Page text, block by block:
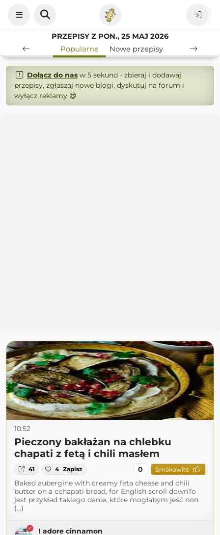
PRZEPISY Z PON., 25 MAJ 2026
Popularne
Nowe przepisy
Dołącz do nasw 5 sekund - zbieraj i dodawaj
przepisy, zgłaszaj nowe blogi, dyskutuj na forum i
wyłącz reklamy 😄
10:52
Pieczony bakłażan na chlebku
chapati z fetą i chili masłem
41 4 Zapisz 0 Smakowite
Baked aubergine with creamy feta cheese and chili
butter on a cchapati bread, for English scroll downTo
jest przykład takiego danie, które mogłabym jeść non
(...)
I adore cinnamon